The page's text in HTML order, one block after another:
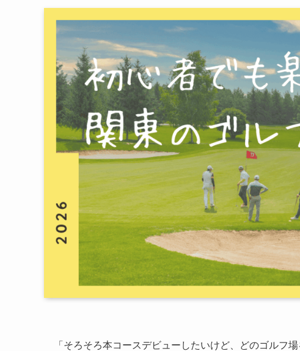
「そろそろ本コースデビューしたいけど、どのゴルフ